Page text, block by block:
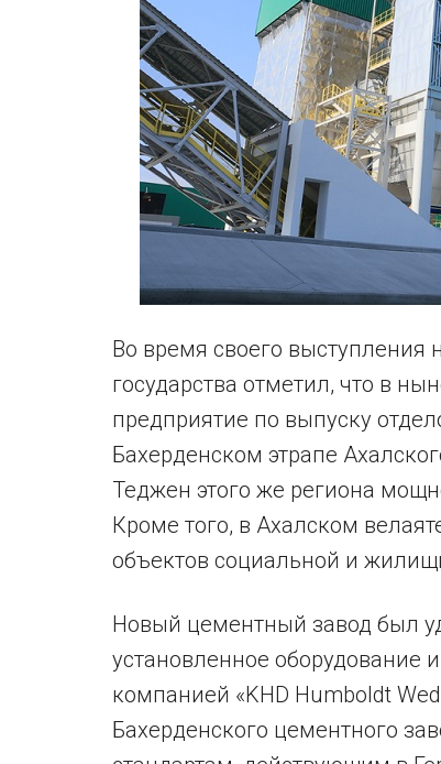
Во время своего выступления
государства отметил, что в
предприятие по выпуску
Бахерденском этрапе
Теджен этого же региона
Кроме того, в Ахалском
объектов социальной и
Новый цементный завод был
установленное
компанией «KHD Humboldt
Бахерденского цементного